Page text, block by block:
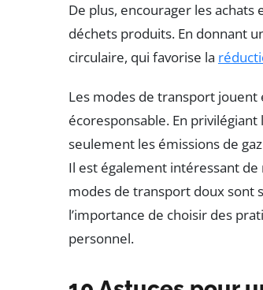
De plus, encourager les achats
déchets produits. En donnant
circulaire, qui favorise la
Les modes de transport
écoresponsable. En
seulement les émissions de
Il est également intéressant
modes de transport doux sont
l’importance de choisir des
personnel.